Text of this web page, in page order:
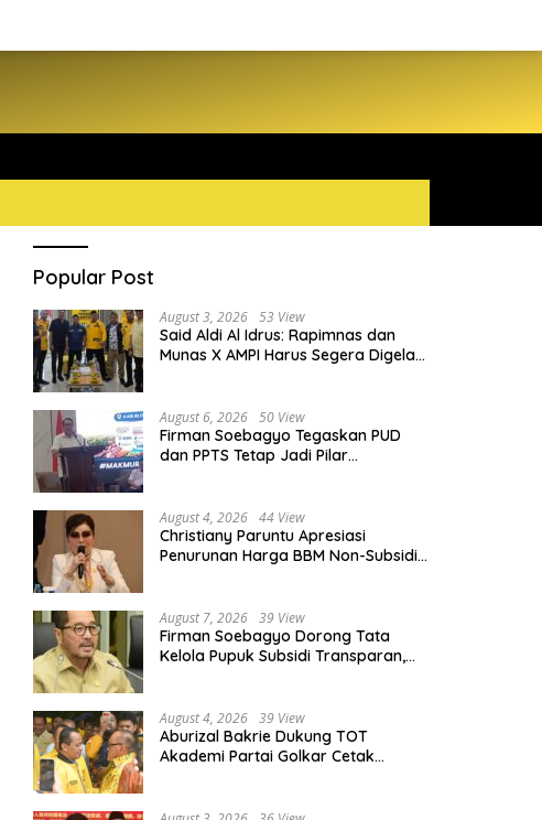
Popular Post
August 3, 2026 53 View
Said Aldi Al Idrus: Rapimnas dan
Munas X AMPI Harus Segera Digelar
August 6, 2026 50 View
Firman Soebagyo Tegaskan PUD
dan PPTS Tetap Jadi Pilar
August 4, 2026 44 View
Christiany Paruntu Apresiasi
Penurunan Harga BBM Non-Subsidi,
August 7, 2026 39 View
Firman Soebagyo Dorong Tata
Kelola Pupuk Subsidi Transparan,
August 4, 2026 39 View
Aburizal Bakrie Dukung TOT
Akademi Partai Golkar Cetak